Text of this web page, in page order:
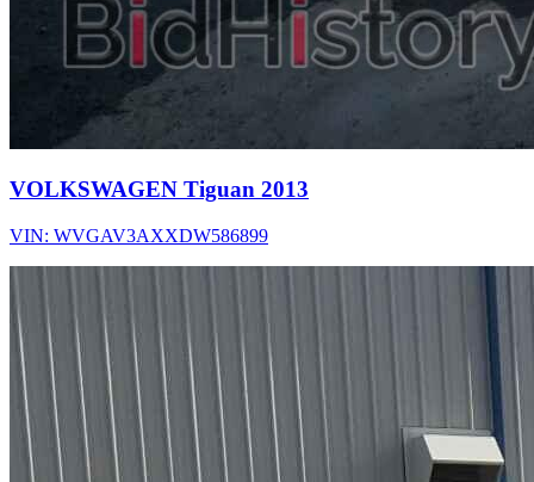
VOLKSWAGEN Tiguan 2013
VIN: WVGAV3AXXDW586899